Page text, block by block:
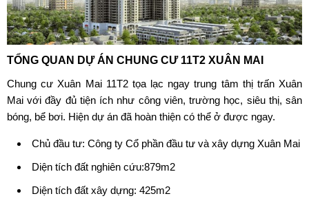
TỔNG QUAN DỰ ÁN CHUNG CƯ 11T2 XUÂN MAI
Chung cư Xuân Mai 11T2tọa lạc ngay trung tâm thị trấn Xuân
Mai với đầy đủ tiện ích như công viên, trường học, siêu thị, sân
bóng, bể bơi. Hiện dự án đã hoàn thiện có thể ở được ngay.
Chủ đầu tư: Công ty Cổ phần đầu tư và xây dựng Xuân Mai
Diện tích đất nghiên cứu:879m2
Diện tích đất xây dựng: 425m2